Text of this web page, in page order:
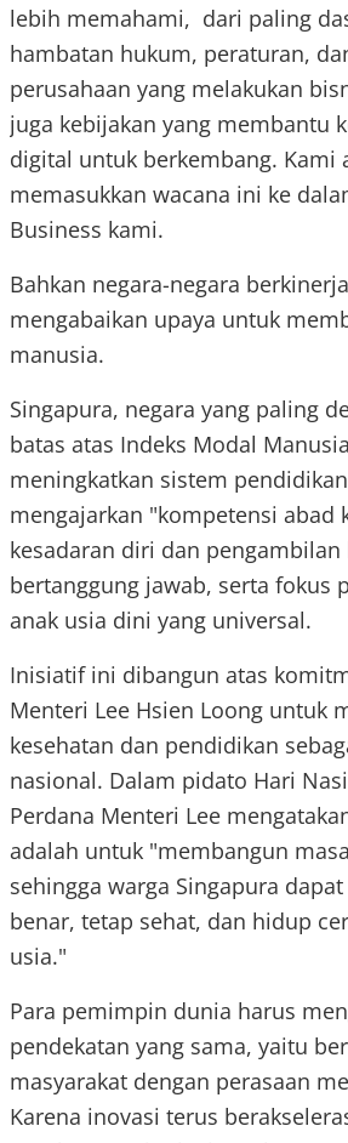
lebih memahami, dari paling
hambatan hukum, peraturan,
perusahaan yang melakukan
juga kebijakan yang membantu
digital untuk berkembang. Kami
memasukkan wacana ini ke
Business kami.
Bahkan negara-negara
mengabaikan upaya untuk
manusia.
Singapura, negara yang paling
batas atas Indeks Modal
meningkatkan sistem
mengajarkan "kompetensi abad
kesadaran diri dan pengambilan
bertanggung jawab, serta fokus
anak usia dini yang universal.
Inisiatif ini dibangun atas
Menteri Lee Hsien Loong untuk
kesehatan dan pendidikan
nasional. Dalam pidato Hari
Perdana Menteri Lee
adalah untuk "membangun
sehingga warga Singapura
benar, tetap sehat, dan hidup
usia."
Para pemimpin dunia harus
pendekatan yang sama, yaitu
masyarakat dengan perasaan
Karena inovasi terus